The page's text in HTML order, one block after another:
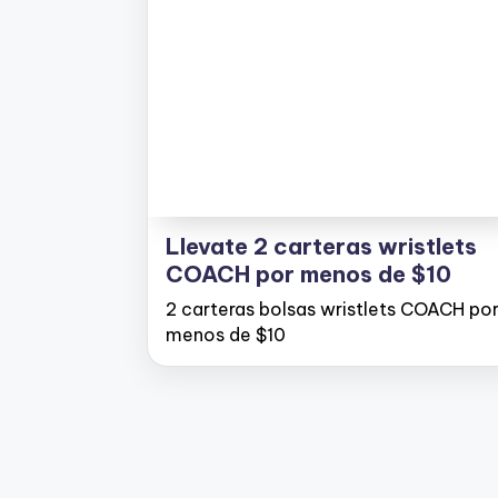
Llevate 2 carteras wristlets
COACH por menos de $10
2 carteras bolsas wristlets COACH por
menos de $10